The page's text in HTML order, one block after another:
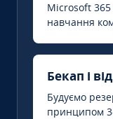
Microsoft 365
навчання
Бекап і
Будуємо
принципом